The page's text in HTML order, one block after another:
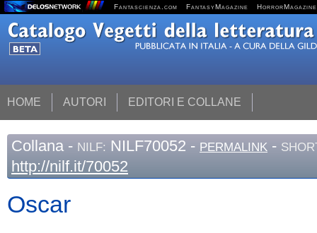
Fantascienza.com FantasyMagazine HorrorMagazine
HOME AUTORI EDITORI E COLLANE
Collana - NILF: NILF70052 - PERMALINK -
http://nilf.it/70052
Oscar